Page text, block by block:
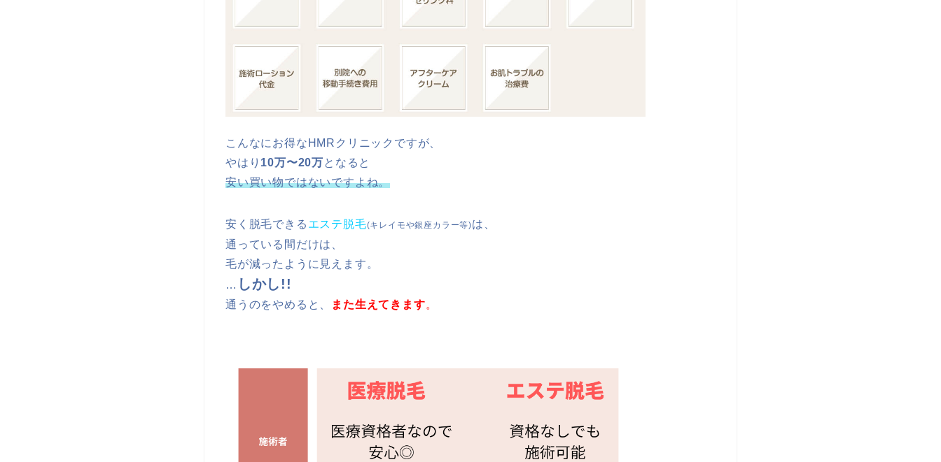
こんなにお得なHMRクリニックですが、
やはり 10万〜20万となると
安い買い物ではないですよね。
安く脱毛できる エステ脱毛(キレイモや銀座カラー等)は、
通っている間だけは、
毛が減ったように見えます。
… しかし!!
通うのをやめると、 また生えてきます。